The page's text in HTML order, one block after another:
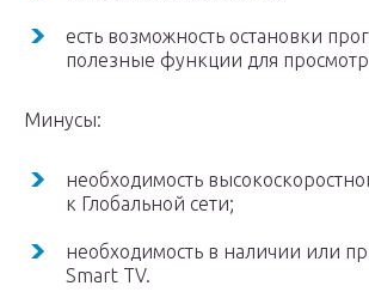
есть возможность остановки
полезные функции для
Минусы:
необходимость
к Глобальной сети;
необходимость в наличии или
Smart TV.